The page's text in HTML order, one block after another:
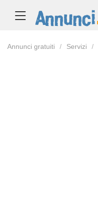
Annunci gratuiti Servizi